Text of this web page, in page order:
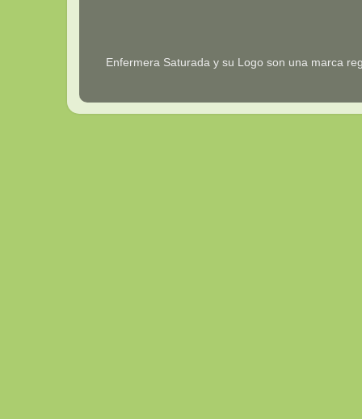
Enfermera Saturada y su Logo son una marca